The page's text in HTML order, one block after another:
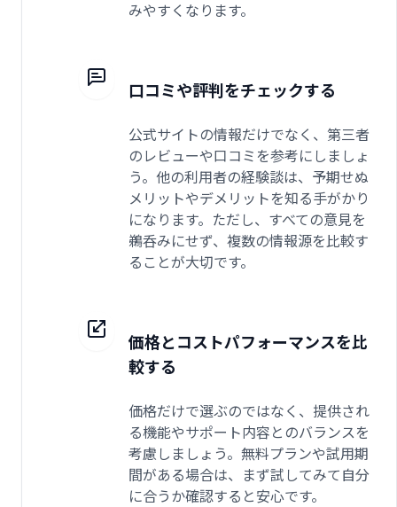
みやすくなります。
口コミや評判をチェックする
公式サイトの情報だけでなく、第三者
のレビューや口コミを参考にしましょ
う。他の利用者の経験談は、予期せぬ
メリットやデメリットを知る手がかり
になります。ただし、すべての意見を
鵜呑みにせず、複数の情報源を比較す
ることが大切です。
価格とコストパフォーマンスを比
較する
価格だけで選ぶのではなく、提供され
る機能やサポート内容とのバランスを
考慮しましょう。無料プランや試用期
間がある場合は、まず試してみて自分
に合うか確認すると安心です。